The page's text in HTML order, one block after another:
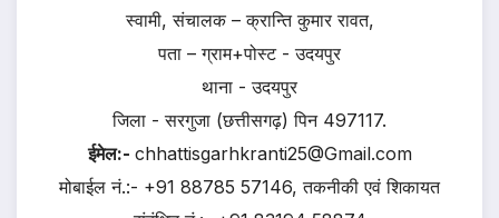
स्वामी, संचालक – क्रान्ति कुमार रावत,
पता – ग्राम+पोस्ट - उदयपुर
थाना - उदयपुर
जिला - सरगुजा (छत्तीसगढ़) पिन 497117.
ईमेल:- chhattisgarhkranti25@Gmail.com
मोबाईल नं.:- +91 88785 57146, तकनीकी एवं शिकायत